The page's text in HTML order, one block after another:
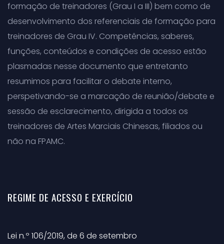
formação de treinadores (Grau I a III) bem como de
desenvolvimento dos referenciais de formação para
treinadores de Grau IV. Competências, saberes,
funções, conteúdos e condições de acesso estão
plasmadas nesse documento que entretanto
resumimos para facilitar o debate interno,
perspetivando-se a marcação de reunião/debate e
sessão de esclarecimento, dirigida a todos os
treinadores de Artes Marciais Chinesas, filiados ou
não na FPAMC.
REGIME DE ACESSO E EXERCÍCIO
Lei n.º 106/2019, de 6 de setembro